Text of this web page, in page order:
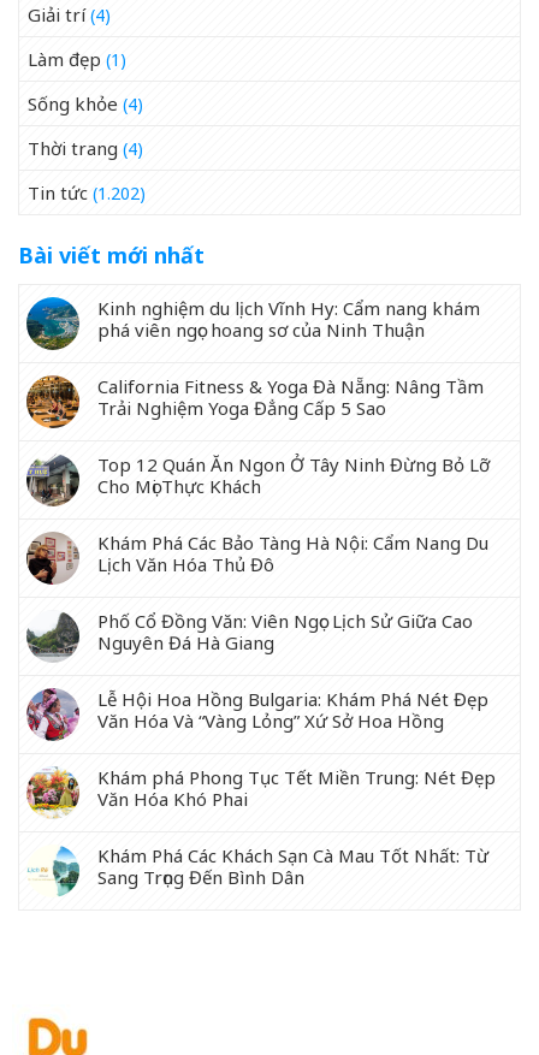
Giải trí(4)
Làm đẹp (1)
Sống khỏe (4)
Thời trang (4)
Tin tức (1.202)
Bài viết mới nhất
Kinh nghiệm du lịch Vĩnh Hy: Cẩm nang khám
phá viên ngọc hoang sơ của Ninh Thuận
California Fitness & Yoga Đà Nẵng: Nâng Tầm
Trải Nghiệm Yoga Đẳng Cấp 5 Sao
Top 12 Quán Ăn Ngon Ở Tây Ninh Đừng Bỏ Lỡ
Cho Mọi Thực Khách
Khám Phá Các Bảo Tàng Hà Nội: Cẩm Nang Du
Lịch Văn Hóa Thủ Đô
Phố Cổ Đồng Văn: Viên Ngọc Lịch Sử Giữa Cao
Nguyên Đá Hà Giang
Lễ Hội Hoa Hồng Bulgaria: Khám Phá Nét Đẹp
Văn Hóa Và “Vàng Lỏng” Xứ Sở Hoa Hồng
Khám phá Phong Tục Tết Miền Trung: Nét Đẹp
Văn Hóa Khó Phai
Khám Phá Các Khách Sạn Cà Mau Tốt Nhất: Từ
Sang Trọng Đến Bình Dân